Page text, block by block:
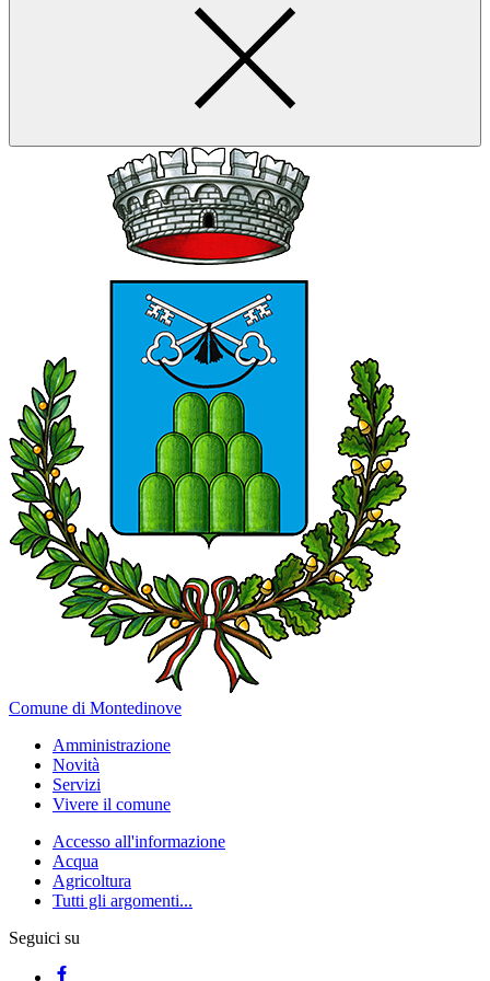
Comune di Montedinove
Amministrazione
Novità
Servizi
Vivere il comune
Accesso all'informazione
Acqua
Agricoltura
Tutti gli argomenti...
Seguici su